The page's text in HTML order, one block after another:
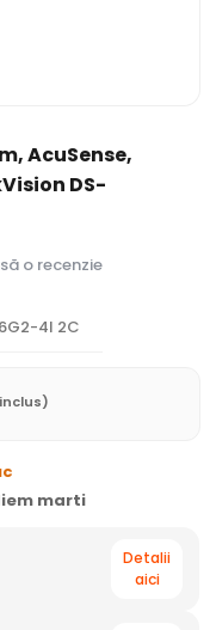
AcuSense,
DS-
o recenzie
4I 2C
marti
Detalii
aici